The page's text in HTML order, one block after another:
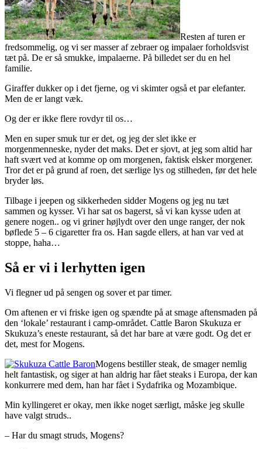
Resten af turen er
fredsommelig, og vi ser masser af zebraer og impalaer forholdsvist
tæt på. De er så smukke, impalaerne. På billedet ser du en hel
familie.
Giraffer dukker op i det fjerne, og vi skimter også et par elefanter.
Men de er langt væk.
Og der er ikke flere rovdyr til os…
Men en super smuk tur er det, og jeg der slet ikke er
morgenmenneske, nyder det maks. Det er sjovt, at jeg som altid har
haft svært ved at komme op om morgenen, faktisk elsker morgener.
Tror det er på grund af roen, det særlige lys og stilheden, før det hele
bryder løs.
Tilbage i jeepen og sikkerheden sidder Mogens og jeg nu tæt
sammen og kysser. Vi har sat os bagerst, så vi kan kysse uden at
genere nogen.. og vi griner højlydt over den unge ranger, der nok
bøflede 5 – 6 cigaretter fra os. Han sagde ellers, at han var ved at
stoppe, haha…
Så er vi i lerhytten igen
Vi flegner ud på sengen og sover et par timer.
Om aftenen er vi friske igen og spændte på at smage aftensmaden på
den ‘lokale’ restaurant i camp-området. Cattle Baron Skukuza er
Skukuza’s eneste restaurant, så det har bare at være godt. Og det er
det, mest for Mogens.
Mogens bestiller steak, de smager nemlig
helt fantastisk, og siger at han aldrig har fået steaks i Europa, der kan
konkurrere med dem, han har fået i Sydafrika og Mozambique.
Min kyllingeret er okay, men ikke noget særligt, måske jeg skulle
have valgt struds..
– Har du smagt struds, Mogens?